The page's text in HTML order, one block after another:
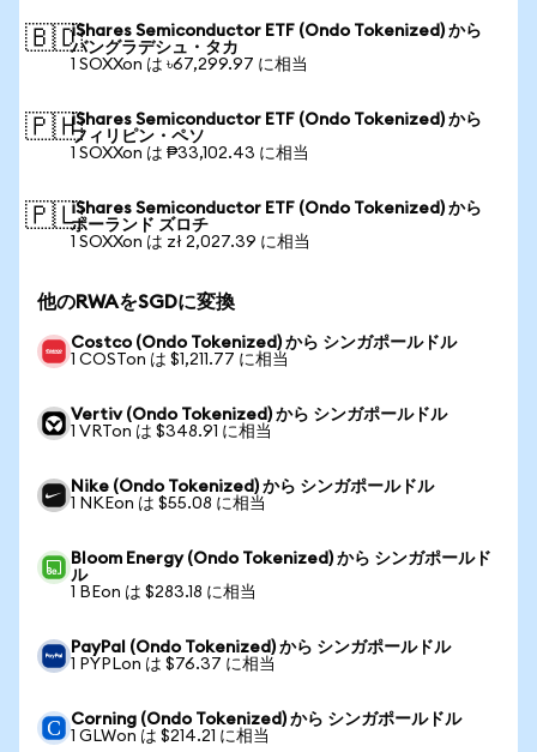
🇧🇩iShares Semiconductor ETF (Ondo Tokenized) から
バングラデシュ・タカ
1 SOXXon は ৳67,299.97 に相当
🇵🇭iShares Semiconductor ETF (Ondo Tokenized) から
フィリピン・ペソ
1 SOXXon は ₱33,102.43 に相当
🇵🇱iShares Semiconductor ETF (Ondo Tokenized) から
ポーランド ズロチ
1 SOXXon は zł 2,027.39 に相当
他のRWAをSGDに変換
Costco (Ondo Tokenized) から シンガポールドル
1 COSTon は $1,211.77 に相当
Vertiv (Ondo Tokenized) から シンガポールドル
1 VRTon は $348.91 に相当
Nike (Ondo Tokenized) から シンガポールドル
1 NKEon は $55.08 に相当
Bloom Energy (Ondo Tokenized) から シンガポールド
ル
1 BEon は $283.18 に相当
PayPal (Ondo Tokenized) から シンガポールドル
1 PYPLon は $76.37 に相当
Corning (Ondo Tokenized) から シンガポールドル
1 GLWon は $214.21 に相当